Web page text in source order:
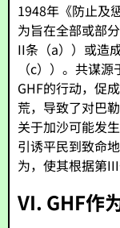
1948年《防止及
为旨在全部或部
II条（a））或造
（c））。共谋
GHF的行动，促
荒，导致了对巴
关于加沙可能发
引诱平民到致命
为，使其根据第
VI. GHF作